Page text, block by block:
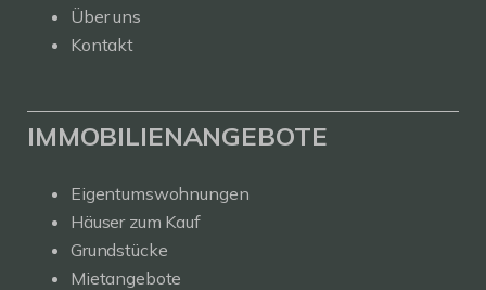
Über uns
Kontakt
IMMOBILIENANGEBOTE
Eigentumswohnungen
Häuser zum Kauf
Grundstücke
Mietangebote